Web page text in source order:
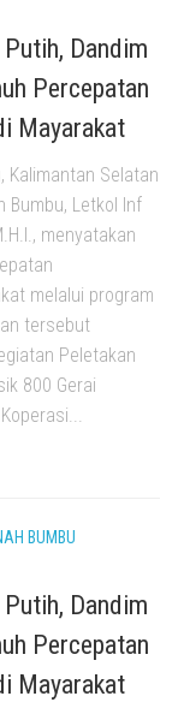
Dandim
Percepatan
Mayarakat
Kalimantan Selatan
Bumbu, Letkol Inf
menyatakan
melalui program
tersebut
Peletakan
800 Gerai
BUMBU
Dandim
Percepatan
Mayarakat